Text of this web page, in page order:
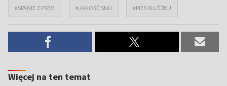
#SPANIE Z PSEM #JAKOŚĆ SNU #PIES W ŁÓŻKU
Więcej na ten temat